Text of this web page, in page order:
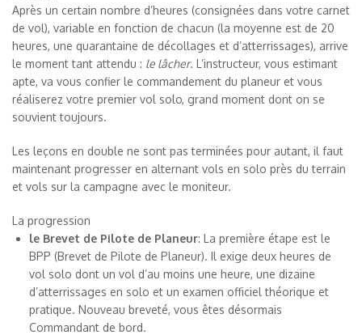
Après un certain nombre d’heures (consignées dans votre carnet
de vol), variable en fonction de chacun (la moyenne est de 20
heures, une quarantaine de décollages et d’atterrissages), arrive
le moment tant attendu : le lâcher. L’instructeur, vous estimant
apte, va vous confier le commandement du planeur et vous
réaliserez votre premier vol solo, grand moment dont on se
souvient toujours.
Les leçons en double ne sont pas terminées pour autant, il faut
maintenant progresser en alternant vols en solo près du terrain
et vols sur la campagne avec le moniteur.
La progression
le Brevet de Pilote de Planeur: La première étape est le
BPP (Brevet de Pilote de Planeur). Il exige deux heures de
vol solo dont un vol d’au moins une heure, une dizaine
d’atterrissages en solo et un examen officiel théorique et
pratique. Nouveau breveté, vous êtes désormais
Commandant de bord.